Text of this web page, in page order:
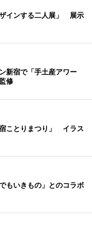
インする二人展」 展示
新宿で「手土産アワー
修
ことりまつり」 イラス
もいきもの」とのコラボ